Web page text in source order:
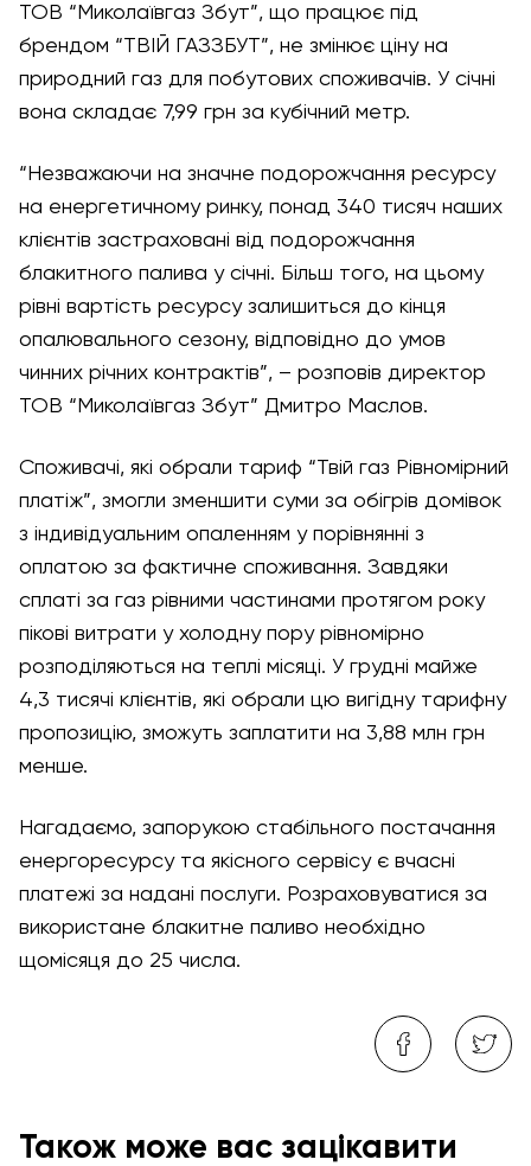
ТОВ “Миколаївгаз Збут”, що працює під
брендом “ТВІЙ ГАЗЗБУТ”, не змінює ціну на
природний газ для побутових споживачів. У січні
вона складає 7,99 грн за кубічний метр.
“Незважаючи на значне подорожчання ресурсу
на енергетичному ринку, понад 340 тисяч наших
клієнтів застраховані від подорожчання
блакитного палива у січні. Більш того, на цьому
рівні вартість ресурсу залишиться до кінця
опалювального сезону, відповідно до умов
чинних річних контрактів”, – розповів директор
ТОВ “Миколаївгаз Збут” Дмитро Маслов.
Споживачі, які обрали тариф “Твій газ Рівномірний
платіж”, змогли зменшити суми за обігрів домівок
з індивідуальним опаленням у порівнянні з
оплатою за фактичне споживання. Завдяки
сплаті за газ рівними частинами протягом року
пікові витрати у холодну пору рівномірно
розподіляються на теплі місяці. У грудні майже
4,3 тисячі клієнтів, які обрали цю вигідну тарифну
пропозицію, зможуть заплатити на 3,88 млн грн
менше.
Нагадаємо, запорукою стабільного постачання
енергоресурсу та якісного сервісу є вчасні
платежі за надані послуги. Розраховуватися за
використане блакитне паливо необхідно
щомісяця до 25 числа.
Також може вас зацікавити